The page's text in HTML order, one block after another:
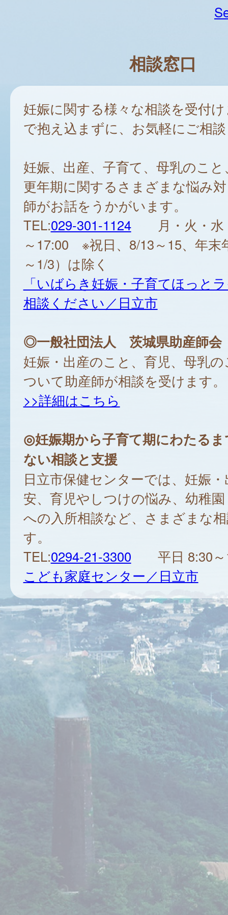
相談窓口
妊娠に関する様々な相談を受付
で抱え込まずに、お気軽にご相
妊娠、出産、子育て、母乳のこ
更年期に関するさまざまな悩み
師がお話をうかがいます。
TEL:029-301-1124月・火・水
～17:00 ※祝日、8/13～15、年末
～1/3）は除く
「いばらき妊娠・子育てほっと
相談ください／日立市
◎一般社団法人 茨城県助産師会
妊娠・出産のこと、育児、母乳
ついて助産師が相談を受けます。
>>詳細はこちら
◎妊娠期から子育て期にわたる
ない相談と支援
日立市保健センターでは、妊娠
安、育児やしつけの悩み、幼稚
への入所相談など、さまざまな
す。
TEL:0294-21-3300 平日 8:30～
こども家庭センター／日立市